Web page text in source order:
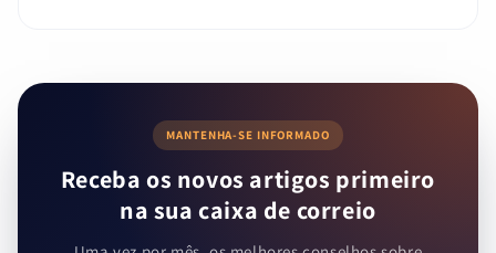
MANTENHA-SE INFORMADO
Receba os novos artigos primeiro
na sua caixa de correio